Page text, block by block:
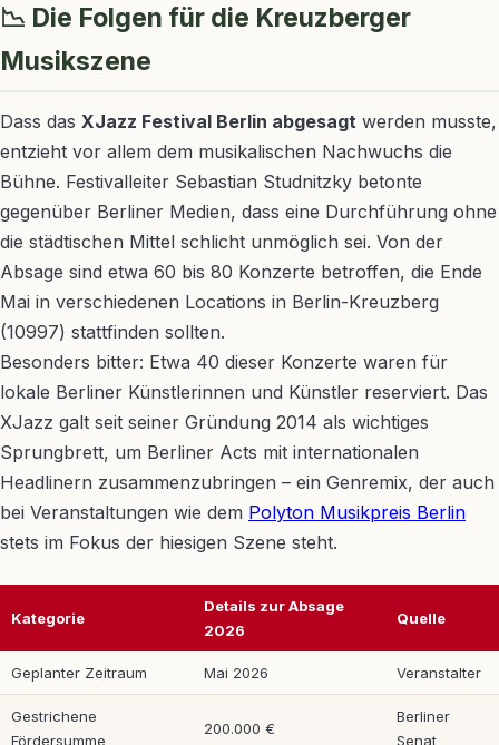
📉 Die Folgen für die Kreuzberger
Musikszene
Dass das XJazz Festival Berlin abgesagt werden musste,
entzieht vor allem dem musikalischen Nachwuchs die
Bühne. Festivalleiter Sebastian Studnitzky betonte
gegenüber Berliner Medien, dass eine Durchführung ohne
die städtischen Mittel schlicht unmöglich sei. Von der
Absage sind etwa 60 bis 80 Konzerte betroffen, die Ende
Mai in verschiedenen Locations in Berlin-Kreuzberg
(10997) stattfinden sollten.
Besonders bitter: Etwa 40 dieser Konzerte waren für
lokale Berliner Künstlerinnen und Künstler reserviert. Das
XJazz galt seit seiner Gründung 2014 als wichtiges
Sprungbrett, um Berliner Acts mit internationalen
Headlinern zusammenzubringen – ein Genremix, der auch
bei Veranstaltungen wie dem Polyton Musikpreis Berlin
stets im Fokus der hiesigen Szene steht.
Kategorie
Details zur Absage
2026
Quelle
Geplanter Zeitraum Mai 2026 Veranstalter
Gestrichene
Fördersumme
200.000 €
Berliner
Senat